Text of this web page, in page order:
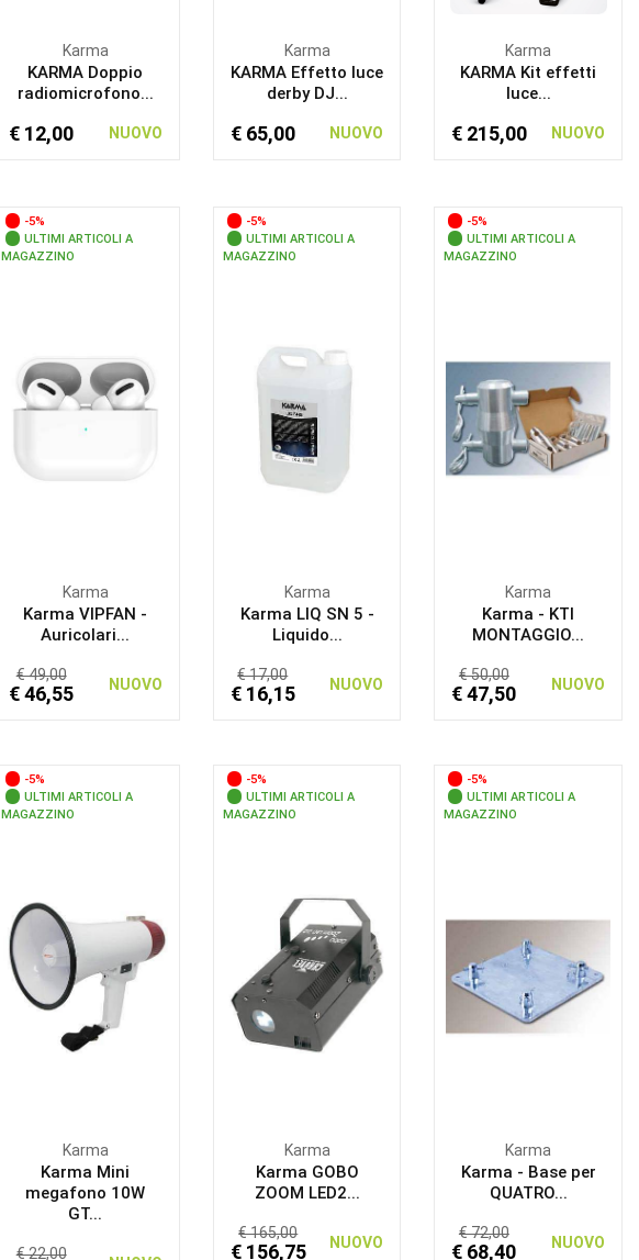
Karma
KARMA Doppio
radiomicrofono...
€ 12,00 NUOVO
Karma
KARMA Effetto luce
derby DJ...
€ 65,00 NUOVO
Karma
KARMA Kit effetti
luce...
€ 215,00 NUOVO
-5%
ULTIMI ARTICOLI A
MAGAZZINO
Karma
Karma VIPFAN -
Auricolari...
€ 49,00
€ 46,55 NUOVO
-5%
ULTIMI ARTICOLI A
MAGAZZINO
Karma
Karma LIQ SN 5 -
Liquido...
€ 17,00
€ 16,15 NUOVO
-5%
ULTIMI ARTICOLI A
MAGAZZINO
Karma
Karma - KTI
MONTAGGIO...
€ 50,00
€ 47,50 NUOVO
-5%
ULTIMI ARTICOLI A
MAGAZZINO
Karma
Karma Mini
megafono 10W
GT...
€ 22,00
-5%
ULTIMI ARTICOLI A
MAGAZZINO
Karma
Karma GOBO
ZOOM LED2...
€ 165,00
€ 156,75 NUOVO
-5%
ULTIMI ARTICOLI A
MAGAZZINO
Karma
Karma - Base per
QUATRO...
€ 72,00
€ 68,40 NUOVO